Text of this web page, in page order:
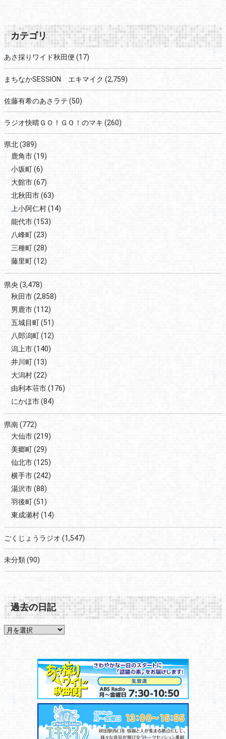
カテゴリ
あさ採りワイド秋田便 (17)
まちなかSESSION エキマイク (2,759)
佐藤有希のあさラテ (50)
ラジオ快晴ＧＯ！ＧＯ！のマキ (260)
県北(389)
鹿角市(19)
小坂町(6)
大館市(67)
北秋田市(63)
上小阿仁村(14)
能代市(153)
八峰町(23)
三種町(28)
藤里町(12)
県央(3,478)
秋田市(2,858)
男鹿市(112)
五城目町(51)
八郎潟町(12)
潟上市(140)
井川町(13)
大潟村(22)
由利本荘市(176)
にかほ市(84)
県南(772)
大仙市(219)
美郷町(29)
仙北市(125)
横手市(242)
湯沢市(88)
羽後町(51)
東成瀬村(14)
ごくじょうラジオ (1,547)
未分類(90)
過去の日記